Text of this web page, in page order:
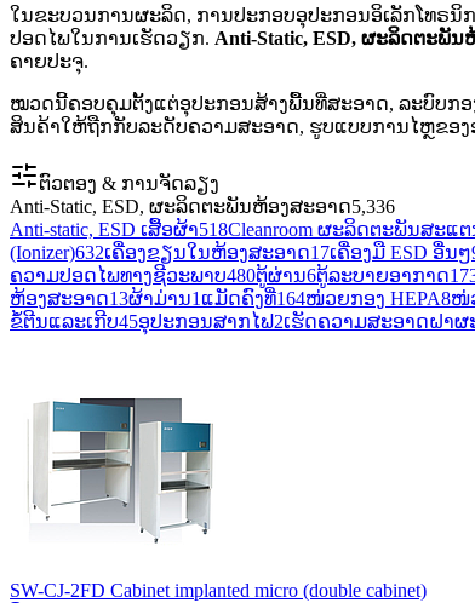
ໃນຂະບວນການຜະລິດ, ການປະກອບອຸປະກອນອິເລັກໂທຣ
ປອດໄພໃນການເຮັດວຽກ. Anti-Static, ESD, ຜະລິດຕະພັ
ຄາຍປະຈຸ.
ໝວດນີ້ຄອບຄຸມຕັ້ງແຕ່ອຸປະກອນສ້າງພື້ນທີ່ສະອາດ, ລະບົບກອ
ສິນຄ້າໃຫ້ຖືກກັບລະດັບຄວາມສະອາດ, ຮູບແບບການໄຫຼຂອງ
ຕົວຕອງ & ການຈັດລຽງ
Anti-Static, ESD, ຜະລິດຕະພັນຫ້ອງສະອາດ5,336
Anti-static, ESD ເສື້ອຜ້າ518Cleanroom ຜະລິດຕະພັນສະແຕ
(Ionizer)632ເຄື່ອງຂຽນໃນຫ້ອງສະອາດ17ເຄື່ອງມື ESD ອື່ນໆ
ຄວາມປອດໄພທາງຊີວະພາບ480ຕູ້ຜ່ານ6ຕູ້ລະບາຍອາກາດ
ຫ້ອງສະອາດ13ຜ້າມ່ານ1 ແມັດຄົງທີ່164ໜ່ວຍກອງ HEPA8ໜ່
ຂໍ້ຕີນແລະເກີບ45ອຸປະກອນສາກໄຟ2ເຮັດຄວາມສະອາດຝາຜ
SW-CJ-2FD Cabinet implanted micro (double cabinet)